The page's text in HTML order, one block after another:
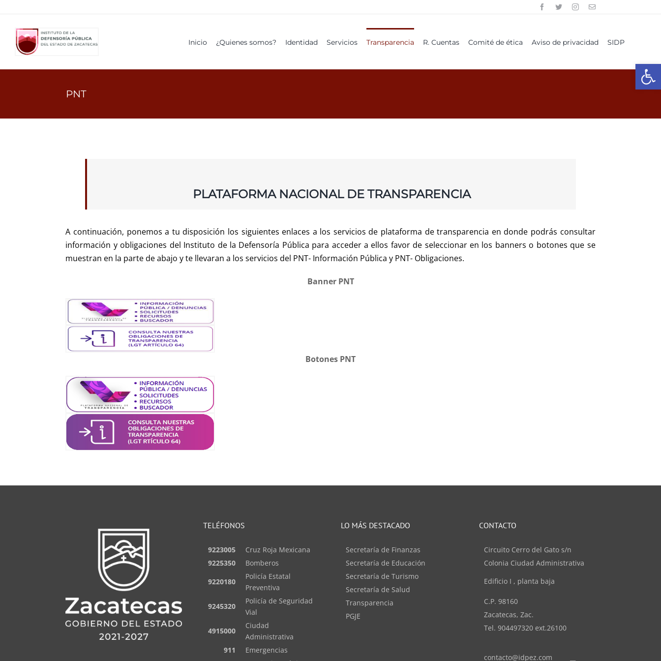
contenido
Inicio ¿Quienes somos? Identidad Servicios Transparencia R. Cuentas Comité de ética Aviso de privacidad SIDP
PNT
PLATAFORMA NACIONAL DE TRANSPARENCIA
A continuación, ponemos a tu disposición los siguientes enlaces a los servicios de plataforma de transparencia en donde podrás consultar
información y obligaciones del Instituto de la Defensoría Pública para acceder a ellos favor de seleccionar en los banners o botones que se
muestran en la parte de abajo y te llevaran a los servicios del PNT- Información Pública y PNT- Obligaciones.
Banner PNT
Botones PNT
TELÉFONOS
9223005
Cruz Roja Mexicana
9225350
Bomberos
9220180
Policía Estatal
Preventiva
9245320
Policía de Seguridad
Vial
4915000
Ciudad
Administrativa
911
Emergencias
LO MÁS DESTACADO
Secretaría de Finanzas
Secretaría de Educación
Secretaría de Turismo
Secretaría de Salud
Transparencia
PGJE
CONTACTO
Circuito Cerro del Gato s/n
Colonia Ciudad Administrativa
Edificio I , planta baja
C.P. 98160
Zacatecas, Zac.
Tel. 904497320 ext.26100
contacto@idpez.com